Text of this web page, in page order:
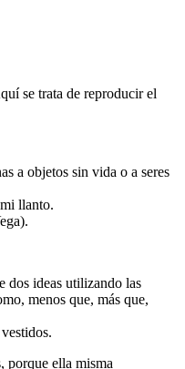
se trata de reproducir el
a objetos sin vida o a seres
llanto.
dos ideas utilizando las
menos que, más que,
porque ella misma